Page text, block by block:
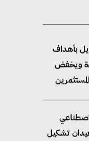
بأهداف
ويخفض
تشكيل